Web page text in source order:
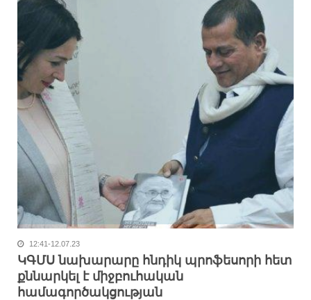
12:41-12.07.23
ԿԳՄՍ նախարարը հնդիկ պրոֆեսորի հետ
քննարկել է միջբուհական
համագործակցության